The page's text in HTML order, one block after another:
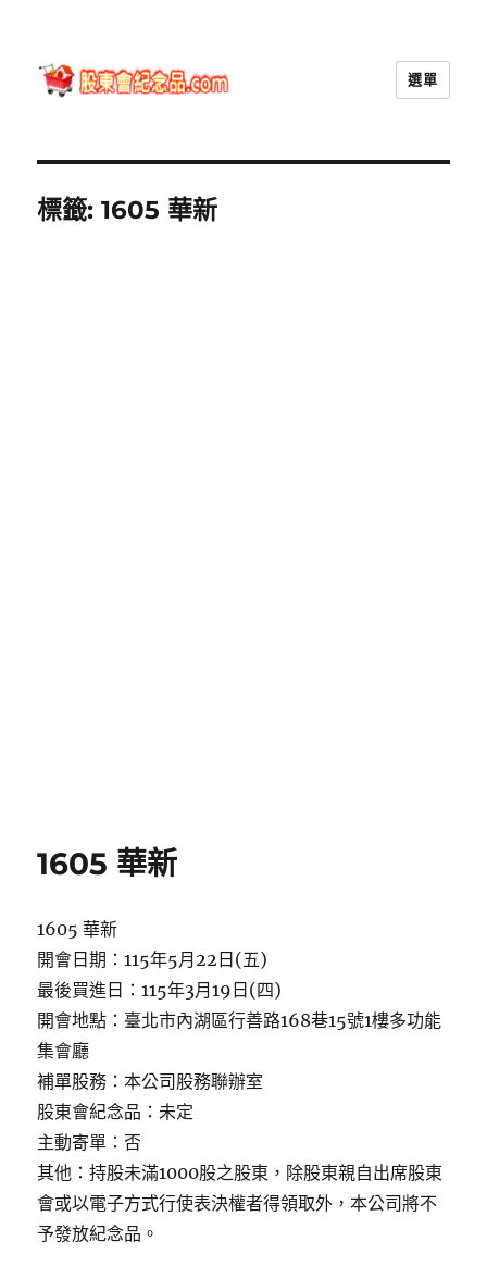
選單
標籤:1605 華新
1605 華新
1605 華新
開會日期：115年5月22日(五)
最後買進日：115年3月19日(四)
開會地點：臺北市內湖區行善路168巷15號1樓多功能
集會廳
補單股務：本公司股務聯辦室
股東會紀念品：未定
主動寄單：否
其他：持股未滿1000股之股東，除股東親自出席股東
會或以電子方式行使表決權者得領取外，本公司將不
予發放紀念品。